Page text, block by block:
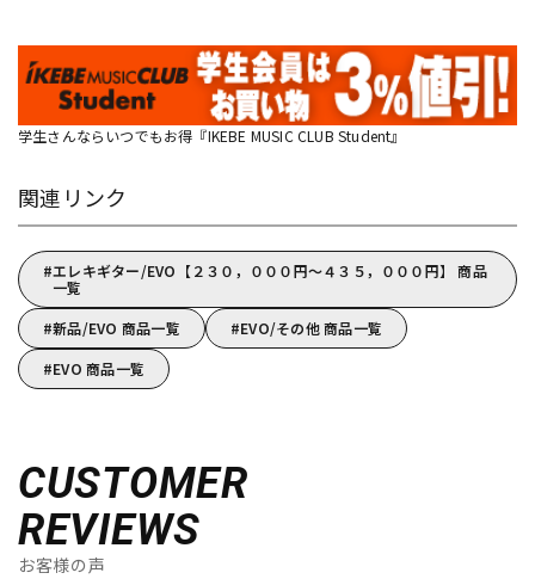
学生さんならいつでもお得『IKEBE MUSIC CLUB Student』
関連リンク
エレキギター/EVO【２３０，０００円～４３５，０００円】 商品
一覧
新品/EVO 商品一覧
EVO/その他 商品一覧
EVO 商品一覧
CUSTOMER
REVIEWS
お客様の声